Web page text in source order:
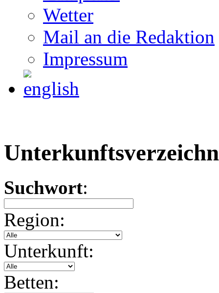
Wetter
Mail an die Redaktion
Impressum
Suchwort:
Region:
Unterkunft:
Betten: